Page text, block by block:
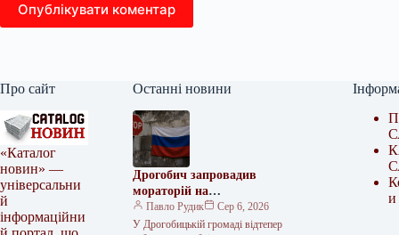
Опублікувати коментар
Про сайт
«Каталог
новин» —
універсальни
й
інформаційни
Останні новини
Дрогобич запровадив
мораторій на
російськомовний культурний
продукт
Павло Рудик
Сер 6, 2026
У Дрогобицькій громаді відтепер
и